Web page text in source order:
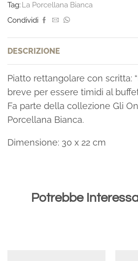
Tag: La Porcellana Bianca
Condividi
DESCRIZIONE
Piatto rettangolare con scritta:
breve per essere timidi al
Fa parte della collezione Gli
Porcellana Bianca.
Dimensione: 30 x 22 cm
Potrebbe